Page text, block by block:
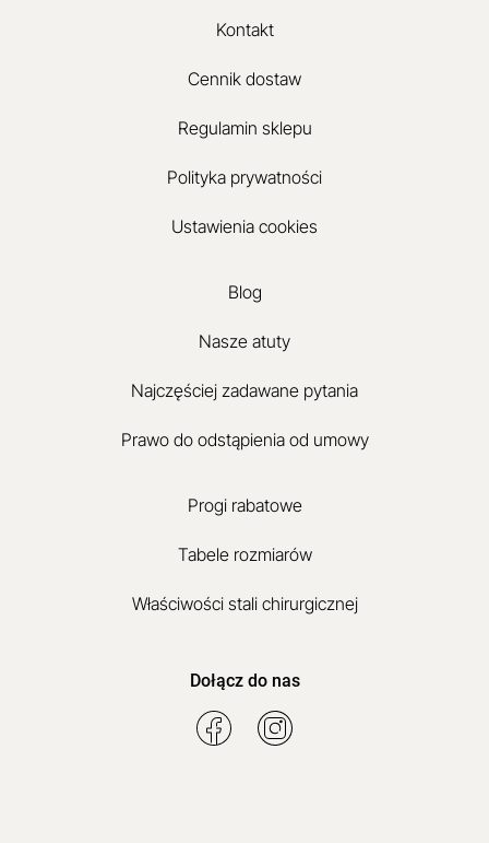
Kontakt
Cennik dostaw
Regulamin sklepu
Polityka prywatności
Ustawienia cookies
Blog
Nasze atuty
Najczęściej zadawane pytania
Prawo do odstąpienia od umowy
Progi rabatowe
Tabele rozmiarów
Właściwości stali chirurgicznej
Dołącz do nas